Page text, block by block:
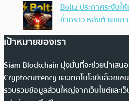
Boltz ประกาศระงับใ
ชั่วคราว หลังตัวเลขก
เป้าหมายของเรา
Siam Blockchain มุ่งมั่นที่จะช่วยนำเสน
Cryptocurrency และเทคโนโลยีบล็อกเช
รวบรวมข้อมูลส่วนใหญ่จากเว็บไซต์และเ